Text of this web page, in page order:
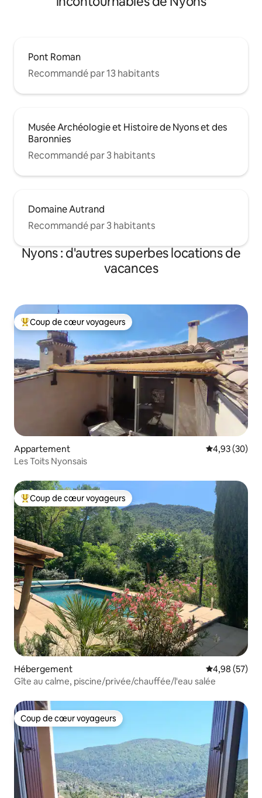
Pont Roman
Recommandé par 13 habitants
Musée Archéologie et Histoire de Nyons et des
Baronnies
Recommandé par 3 habitants
Domaine Autrand
Recommandé par 3 habitants
Nyons : d'autres superbes locations de
vacances
Coups de cœur voyageurs les plus appréciés
Coup de cœur voyageurs
Appartement Évaluation
4,93 (30)
Les Toits Nyonsais
Coups de cœur voyageurs les plus appréciés
Coup de cœur voyageurs
Hébergement Évaluation
4,98 (57)
Gîte au calme, piscine/privée/chauffée/l'eau salée
Coup de cœur voyageurs
Coup de cœur voyageurs